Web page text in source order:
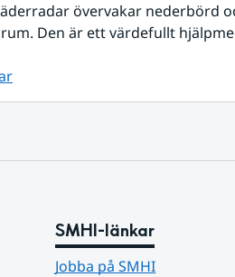
övervakar nederbörd
Den är ett värdefullt
SMHI-länkar
Jobba på SMHI